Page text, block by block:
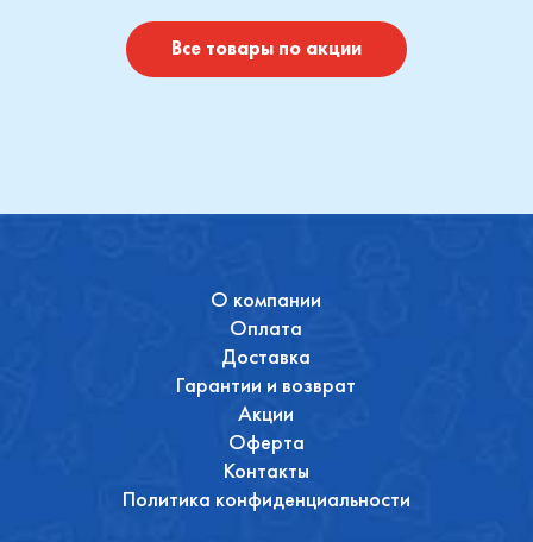
Купить
Все товары по акции
О компании
Оплата
Доставка
Гарантии и возврат
Акции
Оферта
Контакты
Политика конфиденциальности